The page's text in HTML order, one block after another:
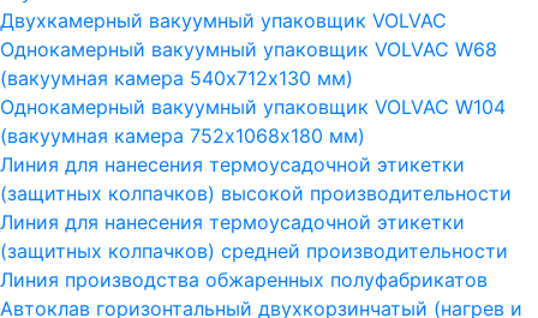
Двухкамерный вакуумный упаковщик VOLVAC
Однокамерный вакуумный упаковщик VOLVAC W68
(вакуумная камера 540х712х130 мм)
Однокамерный вакуумный упаковщик VOLVAC W104
(вакуумная камера 752х1068х180 мм)
Линия для нанесения термоусадочной этикетки
(защитных колпачков) высокой производительности
Линия для нанесения термоусадочной этикетки
(защитных колпачков) средней производительности
Линия производства обжаренных полуфабрикатов
Автоклав горизонтальный двухкорзинчатый (нагрев и